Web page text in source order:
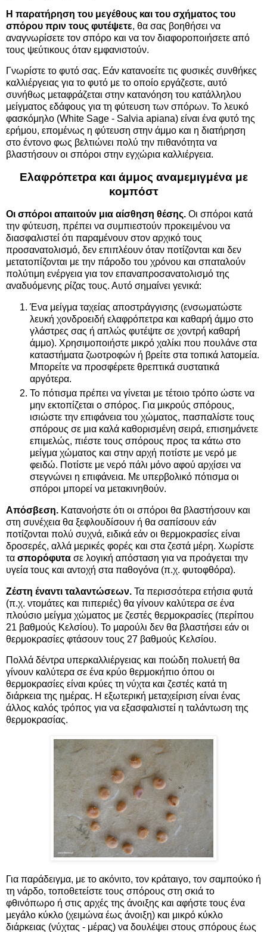
Η παρατήρηση του μεγέθους και του σχήματος του
σπόρου πριν τους φυτέψετε, θα σας βοηθήσει να
αναγνωρίσετε τον σπόρο και να τον διαφοροποιήσετε από
τους ψεύτικους όταν εμφανιστούν.
Γνωρίστε το φυτό σας. Εάν κατανοείτε τις φυσικές συνθήκες
καλλιέργειας για το φυτό με το οποίο εργάζεστε, αυτό
συνήθως μεταφράζεται στην κατανόηση του κατάλληλου
μείγματος εδάφους για τη φύτευση των σπόρων. Το λευκό
φασκόμηλο (White Sage - Salvia apiana) είναι ένα φυτό της
ερήμου, επομένως η φύτευση στην άμμο και η διατήρηση
στο έντονο φως βελτιώνει πολύ την πιθανότητα να
βλαστήσουν οι σπόροι στην εγχώρια καλλιέργεια.
Ελαφρόπετρα και άμμος αναμεμιγμένα με
κομπόστ
Οι σπόροι απαιτούν μια αίσθηση θέσης. Οι σπόροι κατά
την φύτευση, πρέπει να συμπιεστούν προκειμένου να
διασφαλιστεί ότι παραμένουν στον αρχικό τους
προσανατολισμό, δεν επιπλέουν όταν ποτίζονται και δεν
μετατοπίζονται με την πάροδο του χρόνου και σπαταλούν
πολύτιμη ενέργεια για τον επαναπροσανατολισμό της
αναδυόμενης ρίζας τους. Αυτό σημαίνει γενικά:
Ένα μείγμα ταχείας αποστράγγισης (ενσωματώστε
λευκή χονδροειδή ελαφρόπετρα και καθαρή άμμο στο
γλάστρες σας ή απλώς φυτέψτε σε χοντρή καθαρή
άμμο). Χρησιμοποιήστε μικρό χαλίκι που πουλάνε στα
καταστήματα ζωοτροφών ή βρείτε στα τοπικά λατομεία.
Μπορείτε να προσφέρετε θρεπτικά συστατικά
αργότερα.
Το πότισμα πρέπει να γίνεται με τέτοιο τρόπο ώστε να
μην εκτοπίζεται ο σπόρος. Για μικρούς σπόρους,
ισιώστε την επιφάνεια του χώματος, πασπαλίστε τους
σπόρους σε μια καλά καθορισμένη σειρά, επισημάνετε
επιμελώς, πιέστε τους σπόρους προς τα κάτω στο
μείγμα χώματος και στην αρχή ποτίστε με νερό με
φειδώ. Ποτίστε με νερό πάλι μόνο αφού αρχίσει να
στεγνώνει η επιφάνεια. Με υπερβολικό πότισμα οι
σπόροι μπορεί να μετακινηθούν.
Απόσβεση. Κατανοήστε ότι οι σπόροι θα βλαστήσουν και
στη συνέχεια θα ξεφλουδίσουν ή θα σαπίσουν εάν
ποτίζονται πολύ συχνά, ειδικά εάν οι θερμοκρασίες είναι
δροσερές, αλλά μερικές φορές και στα ζεστά μέρη. Χωρίστε
τα σπορόφυτα σε λογική απόσταση για να προάγεται την
υγεία τους και αντοχή στα παθογόνα (π.χ. φυτοφθόρα).
Ζέστη έναντι ταλαντώσεων. Τα περισσότερα ετήσια φυτά
(π.χ. ντομάτες και πιπεριές) θα γίνουν καλύτερα σε ένα
πλούσιο μείγμα χώματος με ζεστές θερμοκρασίες (περίπου
21 βαθμούς Κελσίου). Το μαρούλι δεν θα βλαστήσει εάν οι
θερμοκρασίες φτάσουν τους 27 βαθμούς Κελσίου.
Πολλά δέντρα υπερκαλλιέργειας και ποώδη πολυετή θα
γίνουν καλύτερα σε ένα κρύο θερμοκήπιο όπου οι
θερμοκρασίες είναι κρύες τη νύχτα και ζεστές κατά τη
διάρκεια της ημέρας. Η εξωτερική μεταχείριση είναι ένας
άλλος καλός τρόπος για να εξασφαλιστεί η ταλάντωση της
θερμοκρασίας.
Για παράδειγμα, με το ακόνιτο, τον κράταιγο, τον σαμπούκο ή
τη νάρδο, τοποθετείστε τους σπόρους στη σκιά το
φθινόπωρο ή στις αρχές της άνοιξης και αφήστε τους ένα
μεγάλο κύκλο (χειμώνα έως άνοιξη) και μικρό κύκλο
διάρκειας (νύχτας - μέρας) να δουλέψει στους σπόρους έως